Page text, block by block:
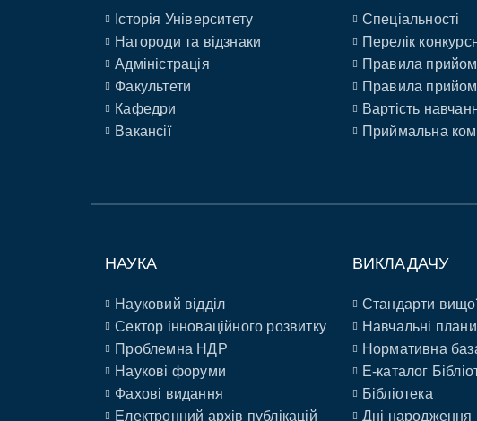
Історія Університету
Нагороди та відзнаки
Адміністрація
Факультети
Кафедри
Вакансії
Спеціальності
Перелік
Правила
Правила
Вартість
Приймальна
НАУКА
Науковий відділ
Сектор інноваційного розвитку
Проблемна НДР
Наукові форуми
Фахові видання
Електронний архів публікацій
ВИКЛАДАЧУ
Стандарти
Навчальні плани
Нормативна
E-каталог
Бібліотека
Дні народження